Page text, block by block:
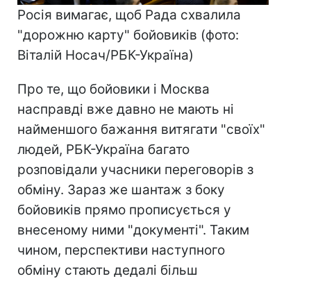
Росія вимагає, щоб Рада схвалила
"дорожню карту" бойовиків (фото:
Віталій Носач/РБК-Україна)
Про те, що бойовики і Москва
насправді вже давно не мають ні
найменшого бажання витягати "своїх"
людей, РБК-Україна багато
розповідали учасники переговорів з
обміну. Зараз же шантаж з боку
бойовиків прямо прописується у
внесеному ними "документі". Таким
чином, перспективи наступного
обміну стають дедалі більш